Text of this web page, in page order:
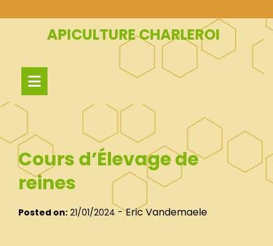
to
APICULTURE CHARLEROI
Cours d’Élevage de
reines
Posted on: 21/01/2024 -Eric Vandemaele